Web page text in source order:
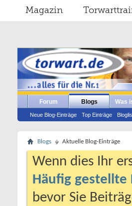
Magazin
Forum Blogs
Neue Blog-Einträge Top Einträge
Was
Blogs Aktuelle Blog-Einträge
Wenn dies Ihr
Häufig gestellte
bevor Sie